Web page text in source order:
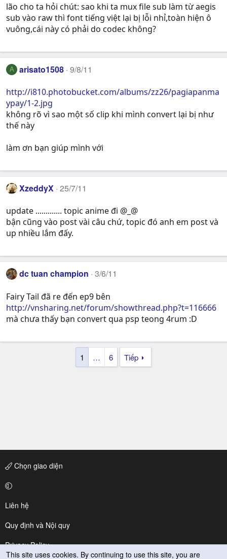
lão cho ta hỏi chút: sao khi ta mux file sub làm từ aegis
sub vào raw thì font tiếng việt lại bị lỗi nhỉ,toàn hiện ô
vuông,cái này có phải do codec không?
A arisato1508 9/8/11
http://i810.photobucket.com/albums/zz26/pagiapanma
ypay/1-2.jpg
không rõ vì sao một số clip khi mình convert lại bị như
thế này
làm ơn bạn giúp mình với
XzeddyX 25/7/11
update ............. topic anime đi @_@
bận cũng vào post vài câu chứ, topic đó anh em post và
up nhiều lắm đấy.
dc tuan champion 3/6/11
Fairy Tail đã re đến ep9 bên
http://vnsharing.net/forum/showthread.php?t=116666
mà chưa thấy bạn convert qua psp teong 4rum :D
1 … 6 Tiếp
Chọn giao diện
Liên hệ
Quy định và Nội quy
Privacy Policy
This site uses cookies. By continuing to use this site, you are